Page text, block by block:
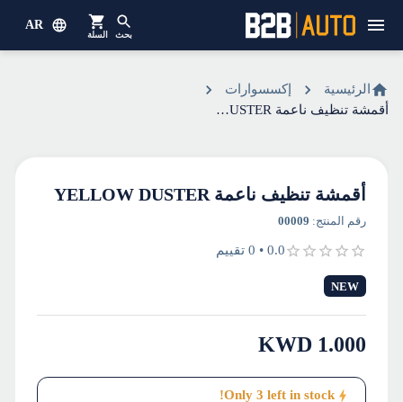
بحث السلة
AR
الرئيسية
إكسسوارات
أقمشة تنظيف ناعمة YELLOW DUSTER
أقمشة تنظيف ناعمة YELLOW DUSTER
رقم المنتج:
00009
0.0
•
0 تقييم
NEW
1.000
Only 3 left in stock!